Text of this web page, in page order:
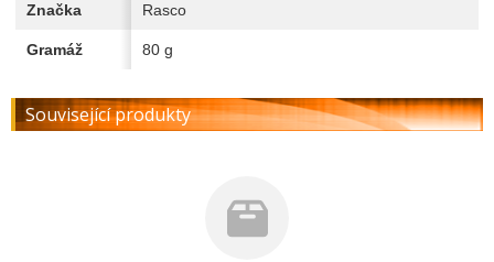
Značka Rasco
Gramáž 80 g
Související produkty